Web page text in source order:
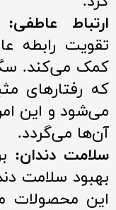
ارتباط عاطفی:
تقویت
کمک می‌کند.
که رفتارهای
می‌شود و این
آن‌ها می‌گردد.
سلامت دندان:
بهبود سلامت
این محصولات